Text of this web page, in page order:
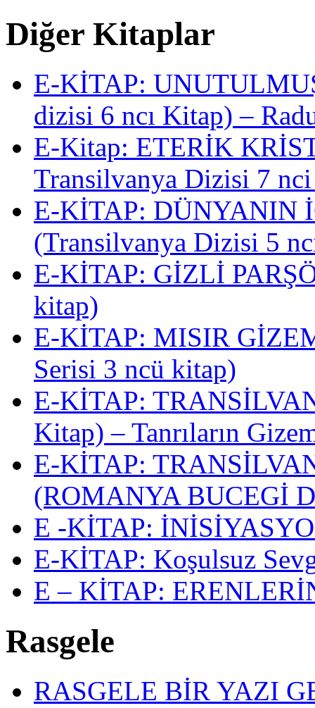
Diğer Kitaplar
E-KİTAP:
dizisi 6 ncı Kitap) –
E-Kitap: ETERİK
Transilvanya Dizisi 7
E-KİTAP: DÜNYANIN
(Transilvanya Dizisi 5
E-KİTAP: GİZLİ
kitap)
E-KİTAP: MISIR
Serisi 3 ncü kitap)
E-KİTAP:
Kitap) – Tanrıların
E-KİTAP:
(ROMANYA BUCEGİ
E -KİTAP:
E-KİTAP: Koşulsuz
E – KİTAP:
Rasgele
RASGELE BİR YAZI